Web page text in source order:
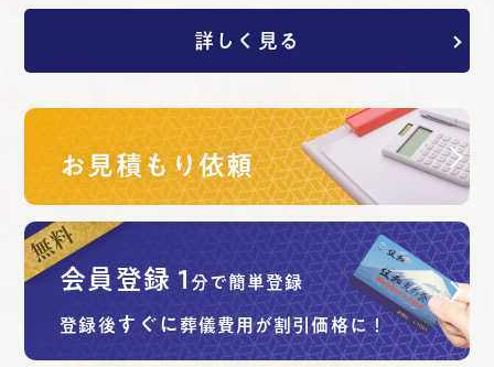
詳しく見る
お見積もり依頼
会員登録 1 分で簡単登録
登録後すぐに 葬儀費用が割引価格に！